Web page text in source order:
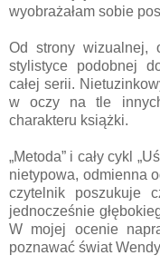
wyobrażałam sobie
Od strony wizualnej,
stylistyce podobnej
całej serii.
w oczy na tle
charakteru książki.
„Metoda” i cały cykl
nietypowa, odmienna
czytelnik poszukuje
jednocześnie
W mojej ocenie
poznawać świat